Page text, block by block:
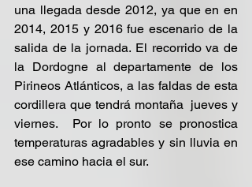
una llegada desde 2012, ya que en en
2014, 2015 y 2016 fue escenario de la
salida de la jornada. El recorrido va de
la Dordogne al departamente de los
Pirineos Atlánticos, a las faldas de esta
cordillera que tendrá montaña  jueves y
viernes.  Por lo pronto se pronostica
temperaturas agradables y sin lluvia en
ese camino hacia el sur.